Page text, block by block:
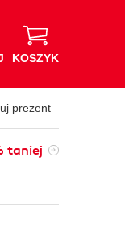
KOSZYK
prezent
taniej